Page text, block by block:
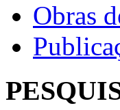
Obras